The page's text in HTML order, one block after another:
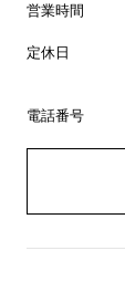
営業時間
定休日
電話番号